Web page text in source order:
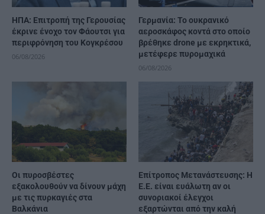
ΗΠΑ: Επιτροπή της Γερουσίας
έκρινε ένοχο τον Φάουτσι για
περιφρόνηση του Κογκρέσου
06/08/2026
Γερμανία: Το ουκρανικό
αεροσκάφος κοντά στο οποίο
βρέθηκε drone με εκρηκτικά,
μετέφερε πυρομαχικά
06/08/2026
Οι πυροσβέστες
εξακολουθούν να δίνουν μάχη
με τις πυρκαγιές στα
Βαλκάνια
Επίτροπος Μετανάστευσης: Η
Ε.Ε. είναι ευάλωτη αν οι
συνοριακοί έλεγχοι
εξαρτώνται από την καλή